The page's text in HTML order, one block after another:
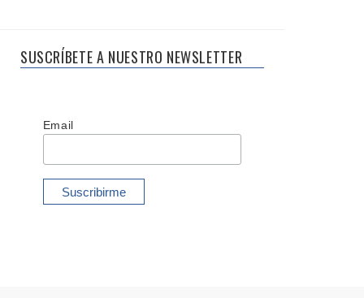
SUSCRÍBETE A NUESTRO NEWSLETTER
Email